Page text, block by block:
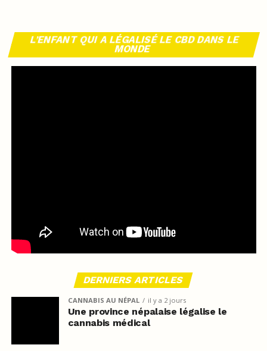
L’ENFANT QUI A LÉGALISÉ LE CBD DANS LE
MONDE
DERNIERS ARTICLES
CANNABIS AU NÉPAL il y a 2 jours
Une province népalaise légalise le
cannabis médical